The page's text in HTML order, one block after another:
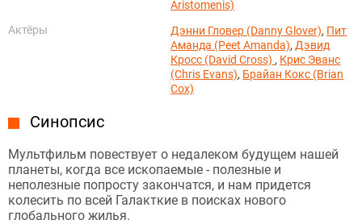
Aristomenis)
Актёры
Дэнни Гловер (Danny Glover), Пит
Аманда (Peet Amanda), Дэвид
Кросс (David Cross) , Крис Эванс
(Chris Evans), Брайан Кокс (Brian
Cox)
Синопсис
Мультфильм повествует о недалеком будущем нашей
планеты, когда все ископаемые - полезные и
неполезные попросту закончатся, и нам придется
колесить по всей Галакткие в поисках нового
глобального жилья.